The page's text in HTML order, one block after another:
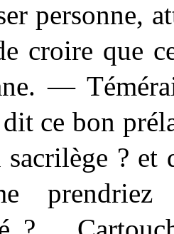
personne,
croire que
—
ce bon
sacrilège ?